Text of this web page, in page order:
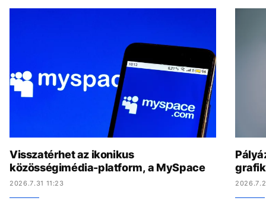
Visszatérhet az ikonikus
közösségimédia-platform, a MySpace
2026.7.31 11:23